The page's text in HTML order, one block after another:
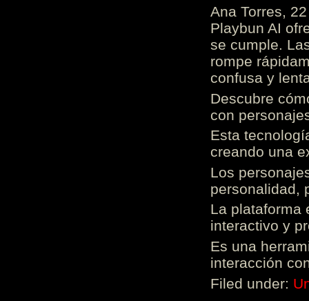
Ana Torres,
Playbun AI
se cumple.
rompe
confusa y
Descubre
con
Esta
creando una
Los
personalidad,
La plataforma
interactivo y
Es una
interacción
Filed under: